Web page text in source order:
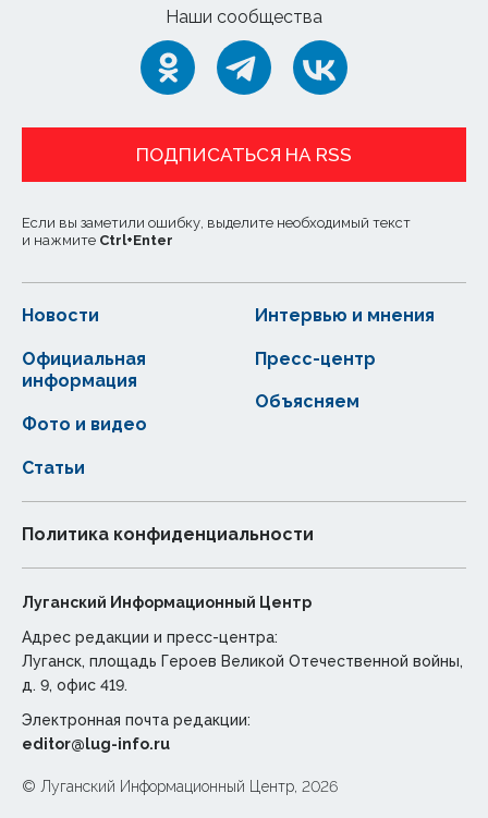
Наши сообщества
ПОДПИСАТЬСЯ НА RSS
Если вы заметили ошибку, выделите необходимый текст
и нажмите Ctrl+Enter
Новости
Статьи
Официальная
информация
Интервью и мнения
Фото и видео
Пресс-центр
Объясняем
Политика конфиденциальности
Луганский Информационный Центр
Адрес редакции и пресс-центра:
Луганск, площадь Героев Великой Отечественной войны,
д. 9, офис 419.
Электронная почта редакции:
editor@lug-info.ru
© Луганский Информационный Центр, 2026